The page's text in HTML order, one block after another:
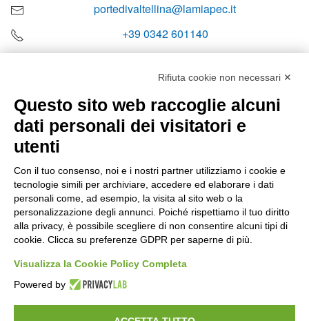
portedivaltellina@lamiapec.it
+39 0342 601140
Orari di apertura
Sabato
08:00 – 12:10
Domenica e festivi
CHIUSO
Rifiuta cookie non necessari ✕
Questo sito web raccoglie alcuni
dati personali dei visitatori e
utenti
Con il tuo consenso, noi e i nostri partner utilizziamo i cookie e
tecnologie simili per archiviare, accedere ed elaborare i dati
personali come, ad esempio, la visita al sito web o la
personalizzazione degli annunci. Poiché rispettiamo il tuo diritto
alla privacy, è possibile scegliere di non consentire alcuni tipi di
cookie. Clicca su preferenze GDPR per saperne di più.
Visualizza la Cookie Policy Completa
Powered by